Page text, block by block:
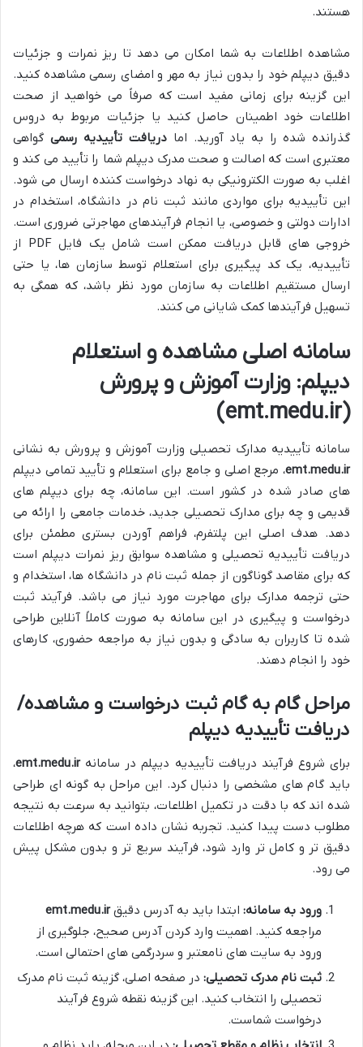
هستند.
مشاهده اطلاعات به شما امکان می دهد تا ریز نمرات و جزئیات
دقیق دیپلم خود را بدون نیاز به مهر و امضای رسمی مشاهده کنید.
این گزینه برای زمانی مفید است که صرفاً می خواهید از صحت
اطلاعات خود اطمینان حاصل کنید یا جزئیات مربوط به دروس
گذرانده شده را به یاد آورید. اما دریافت تأییدیه رسمی گواهی
معتبری است که اصالت و صحت مدرک دیپلم شما را تأیید می کند و
اغلب به صورت الکترونیکی به نهاد درخواست کننده ارسال می شود.
این تأییدیه برای مواردی مانند ثبت نام در دانشگاه، استخدام در
ادارات دولتی و خصوصی، یا انجام فرآیندهای مهاجرتی ضروری است.
خروجی های قابل دریافت ممکن است شامل یک فایل PDF از
تأییدیه، یک کد پیگیری برای استعلام توسط سازمان ها، یا حتی
ارسال مستقیم اطلاعات به سازمان مورد نظر باشد، که همگی به
تسهیل فرآیندها کمک شایانی می کنند.
سامانه اصلی مشاهده و استعلام
دیپلم: وزارت آموزش و پرورش
(emt.medu.ir)
سامانه تأییدیه مدارک تحصیلی وزارت آموزش و پرورش به نشانی
emt.medu.ir، مرجع اصلی و جامع برای استعلام و تأیید تمامی دیپلم
های صادر شده در کشور است. این سامانه، چه برای دیپلم های
قدیمی و چه برای مدارک تحصیلی جدید، خدمات جامعی را ارائه می
دهد. هدف اصلی این پلتفرم، فراهم آوردن بستری مطمئن برای
دریافت تأییدیه تحصیلی و مشاهده سوابق ریز نمرات دیپلم است
که برای مقاصد گوناگون از جمله ثبت نام در دانشگاه ها، استخدام و
حتی ترجمه مدارک برای مهاجرت مورد نیاز می باشد. فرآیند ثبت
درخواست و پیگیری در این سامانه به صورت کاملاً آنلاین طراحی
شده تا کاربران به سادگی و بدون نیاز به مراجعه حضوری، کارهای
خود را انجام دهند.
مراحل گام به گام ثبت درخواست و مشاهده/
دریافت تأییدیه دیپلم
برای شروع فرآیند دریافت تأییدیه دیپلم در سامانهemt.medu.ir،
باید گام های مشخصی را دنبال کرد. این مراحل به گونه ای طراحی
شده اند که با دقت در تکمیل اطلاعات، بتوانید به سرعت به نتیجه
مطلوب دست پیدا کنید. تجربه نشان داده است که هرچه اطلاعات
دقیق تر و کامل تر وارد شود، فرآیند سریع تر و بدون مشکل پیش
می رود.
ورود به سامانه: ابتدا باید به آدرس دقیقemt.medu.ir
مراجعه کنید. اهمیت وارد کردن آدرس صحیح، جلوگیری از
ورود به سایت های نامعتبر و سردرگمی های احتمالی است.
ثبت نام مدرک تحصیلی: در صفحه اصلی، گزینه ثبت نام مدرک
تحصیلی را انتخاب کنید. این گزینه نقطه شروع فرآیند
درخواست شماست.